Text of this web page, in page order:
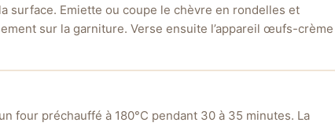
surface. Emiette ou coupe le chèvre en rondelles et
sur la garniture. Verse ensuite l’appareil œufs-crème
four préchauffé à 180°C pendant 30 à 35 minutes. La